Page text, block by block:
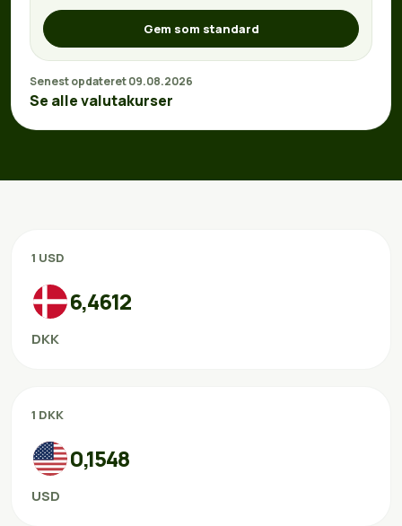
Gem som standard
Senest opdateret 09.08.2026
Se alle valutakurser
1 USD
6,4612
DKK
1 DKK
0,1548
USD